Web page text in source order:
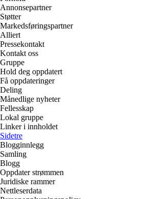
Annonsepartner
Støtter
Markedsføringspartner
Alliert
Pressekontakt
Kontakt oss
Gruppe
Hold deg oppdatert
Få oppdateringer
Deling
Månedlige nyheter
Fellesskap
Lokal gruppe
Linker i innholdet
Sidetre
Blogginnlegg
Samling
Blogg
Oppdater strømmen
Juridiske rammer
Nettleserdata